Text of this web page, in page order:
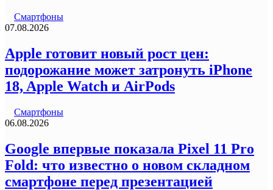
Смартфоны
07.08.2026
Apple готовит новый рост цен:
подорожание может затронуть iPhone
18, Apple Watch и AirPods
Смартфоны
06.08.2026
Google впервые показала Pixel 11 Pro
Fold: что известно о новом складном
смартфоне перед презентацией